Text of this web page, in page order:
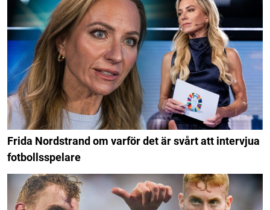
Frida Nordstrand om varför det är svårt att intervjua
fotbollsspelare